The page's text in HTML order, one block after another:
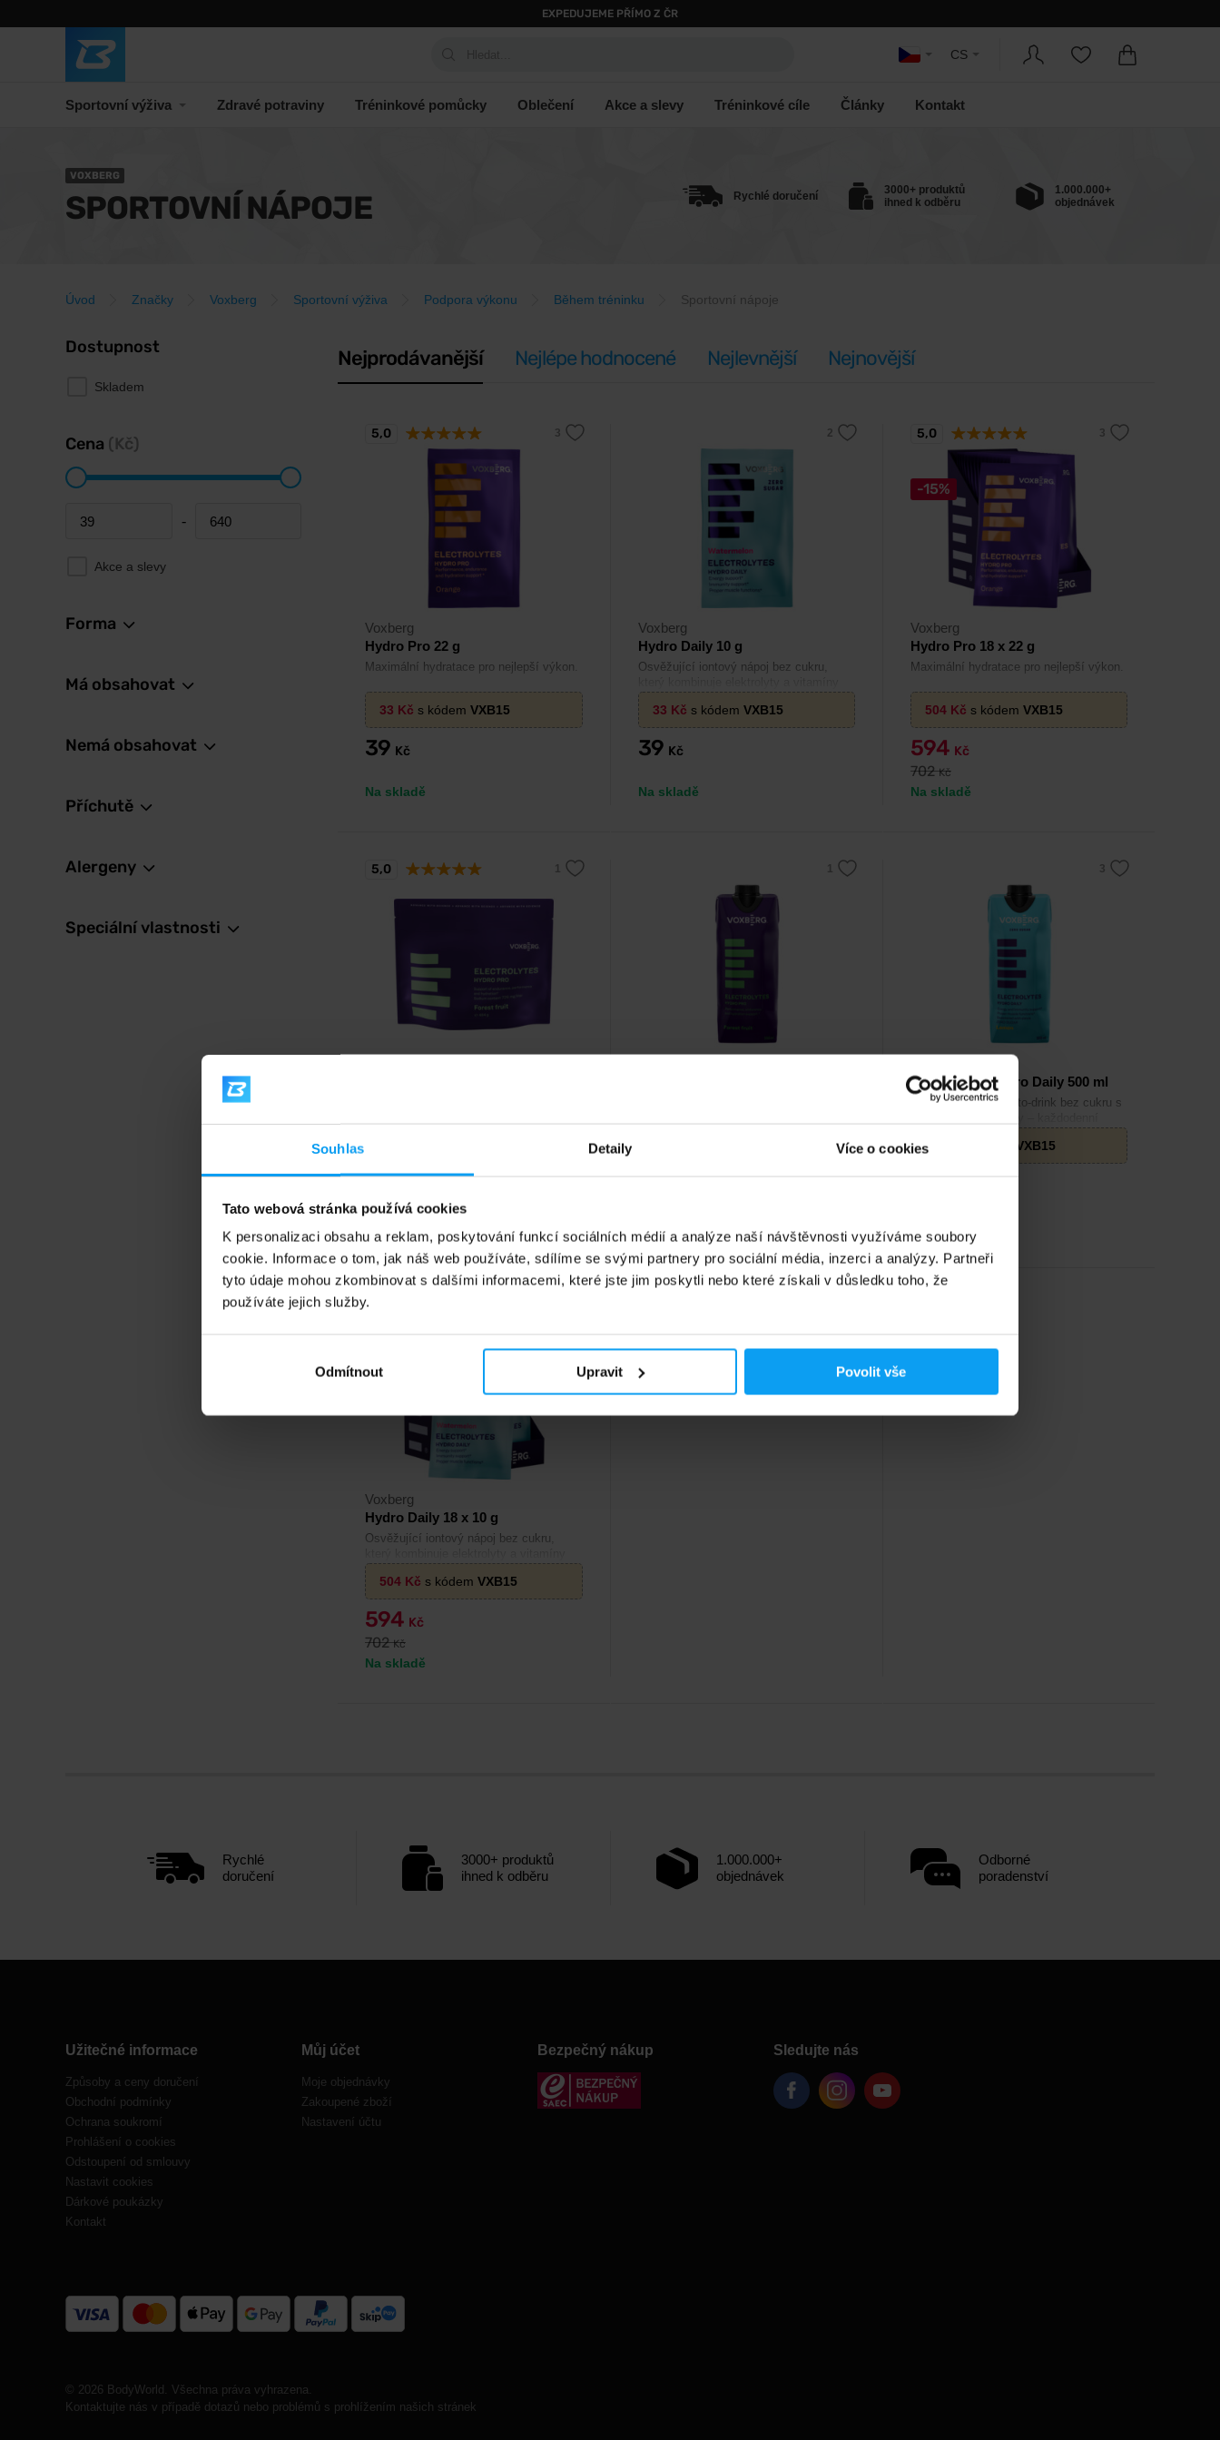
Souhlas Detaily Více o cookies
Tato webová stránka používá cookies
K personalizaci obsahu a reklam, poskytování funkcí sociálních médií a analýze naší návštěvnosti využíváme soubory
cookie. Informace o tom, jak náš web používáte, sdílíme se svými partnery pro sociální média, inzerci a analýzy. Partneři
tyto údaje mohou zkombinovat s dalšími informacemi, které jste jim poskytli nebo které získali v důsledku toho, že
používáte jejich služby.
Odmítnout Upravit Povolit vše
EXPEDUJEME PŘÍMO Z ČR
CS
Sportovní výživa Zdravé potraviny Tréninkové pomůcky Oblečení Akce a slevy Tréninkové cíle Články Kontakt
VOXBERG
SPORTOVNÍ NÁPOJE Rychlé doručení
3000+ produktů
ihned k odběru
1.000.000+
objednávek
Úvod Značky Voxberg Sportovní výživa Podpora výkonu Během tréninku Sportovní nápoje
Dostupnost
Skladem
Cena (Kč)
Minimum price -
Maximum price
Akce a slevy
Forma
Má obsahovat
Nemá obsahovat
Příchutě
Alergeny
Speciální vlastnosti
Nejprodávanější Nejlépe hodnocené Nejlevnější Nejnovější
Voxberg
Hydro Pro 22 g
Maximální hydratace pro nejlepší výkon.
33 Kč s kódem VXB15
39 Kč
Na skladě
5,0
Voxberg
Hydro Daily 10 g
Osvěžující iontový nápoj bez cukru,
pro každodenní hydrataci.
33 Kč s kódem VXB15
39 Kč
Na skladě
-15%
Voxberg
Hydro Pro 18 x 22 g
Maximální hydratace pro nejlepší výkon.
504 Kč s kódem VXB15
594 Kč
702Kč
Na skladě
5,0
640
5,0
60
Electrolytes Hydro Daily 500 ml
Iontový nápoj ready-to-drink bez cukru s
hydratace pro sportovce i aktivní jedince.
51 VXB15
60
Voxberg
Hydro Daily 18 x 10 g
Osvěžující iontový nápoj bez cukru,
pro každodenní hydrataci.
504 Kč s kódem VXB15
594 Kč
702Kč
Na skladě
Rychlé
doručení
3000+ produktů
ihned k odběru
1.000.000+
objednávek
Odborné
poradenství
Užitečné informace
Způsoby a ceny doručení
Obchodní podmínky
Ochrana soukromí
Prohlášení o cookies
Odstoupení od smlouvy
Nastavit cookies
Dárkové poukázky
Kontakt
Můj účet
Moje objednávky
Zakoupené zboží
Nastavení účtu
Bezpečný nákup Sledujte nás
© 2026 BodyWorld. Všechna práva vyhrazena.
Kontaktujte nás v případě dotazů nebo problémů s prohlížením našich stránek